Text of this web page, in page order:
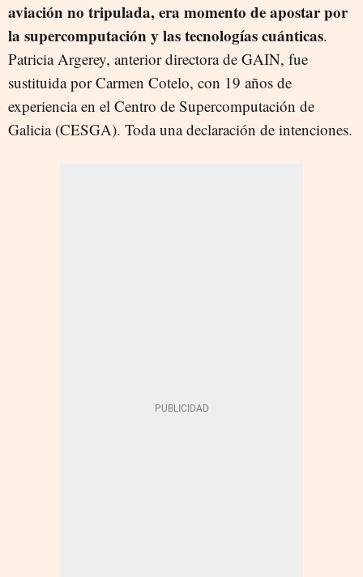
aviación no tripulada, era momento de apostar por
la supercomputación y las tecnologías cuánticas.
Patricia Argerey, anterior directora de GAIN, fue
sustituida por Carmen Cotelo, con 19 años de
experiencia en el Centro de Supercomputación de
Galicia (CESGA). Toda una declaración de intenciones.